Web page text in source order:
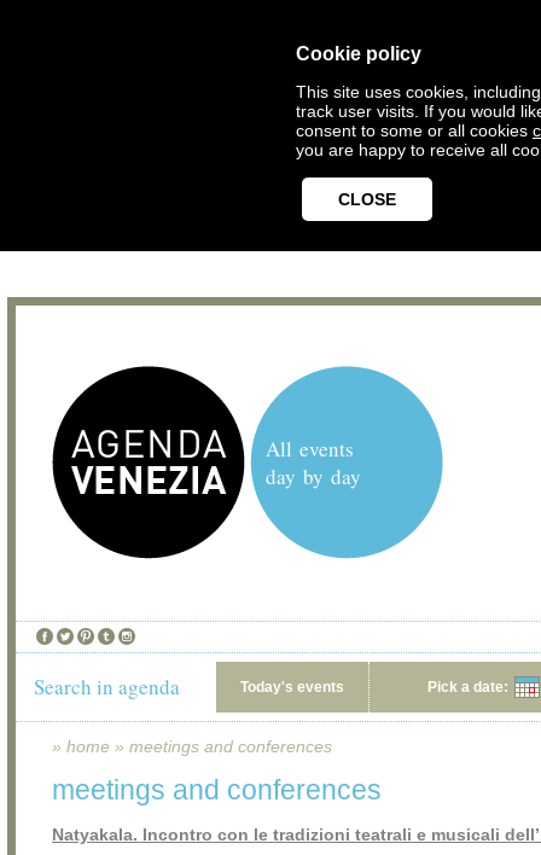
Cookie policy
This site uses cookies,
track user visits. If you would
consent to some or all cookies
you are happy to receive all
CLOSE
All events
day by day
Search in agenda Today's events Pick a date:
» home » meetings and conferences
meetings and conferences
Natyakala. Incontro con le tradizioni teatrali e musicali